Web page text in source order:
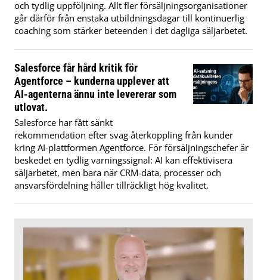
och tydlig uppföljning. Allt fler försäljningsorganisationer
går därför från enstaka utbildningsdagar till kontinuerlig
coaching som stärker beteenden i det dagliga säljarbetet.
Salesforce får hård kritik för
Agentforce – kunderna upplever att
AI-agenterna ännu inte levererar som
utlovat.
Salesforce har fått sänkt
rekommendation efter svag återkoppling från kunder
kring AI-plattformen Agentforce. För försäljningschefer är
beskedet en tydlig varningssignal: AI kan effektivisera
säljarbetet, men bara när CRM-data, processer och
ansvarsfördelning håller tillräckligt hög kvalitet.